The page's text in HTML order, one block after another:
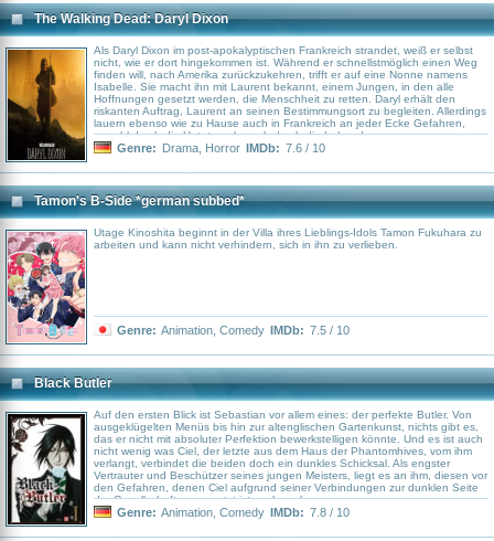
The Walking Dead: Daryl Dixon
Als Daryl Dixon im post-apokalyptischen Frankreich strandet, weiß er selbst
nicht, wie er dort hingekommen ist. Während er schnellstmöglich einen Weg
finden will, nach Amerika zurückzukehren, trifft er auf eine Nonne namens
Isabelle. Sie macht ihn mit Laurent bekannt, einem Jungen, in den alle
Hoffnungen gesetzt werden, die Menschheit zu retten. Daryl erhält den
riskanten Auftrag, Laurent an seinen Bestimmungsort zu begleiten. Allerdings
lauern ebenso wie zu Hause auch in Frankreich an jeder Ecke Gefahren,
sowohl durch die Untoten als auch durch die Lebenden.
Genre: Drama Horror IMDb: 7.6 / 10
Tamon's B-Side *german subbed*
Utage Kinoshita beginnt in der Villa ihres Lieblings-Idols Tamon Fukuhara zu
arbeiten und kann nicht verhindern, sich in ihn zu verlieben.
Genre: Animation Comedy IMDb: 7.5 / 10
Black Butler
Auf den ersten Blick ist Sebastian vor allem eines: der perfekte Butler. Von
ausgeklügelten Menüs bis hin zur altenglischen Gartenkunst, nichts gibt es,
das er nicht mit absoluter Perfektion bewerkstelligen könnte. Und es ist auch
nicht wenig was Ciel, der letzte aus dem Haus der Phantomhives, vom ihm
verlangt, verbindet die beiden doch ein dunkles Schicksal. Als engster
Vertrauter und Beschützer seines jungen Meisters, liegt es an ihm, diesen vor
den Gefahren, denen Ciel aufgrund seiner Verbindungen zur dunklen Seite
der Gesellschaft ausgesetzt ist, zu bewahren.
Genre: Animation Comedy IMDb: 7.8 / 10